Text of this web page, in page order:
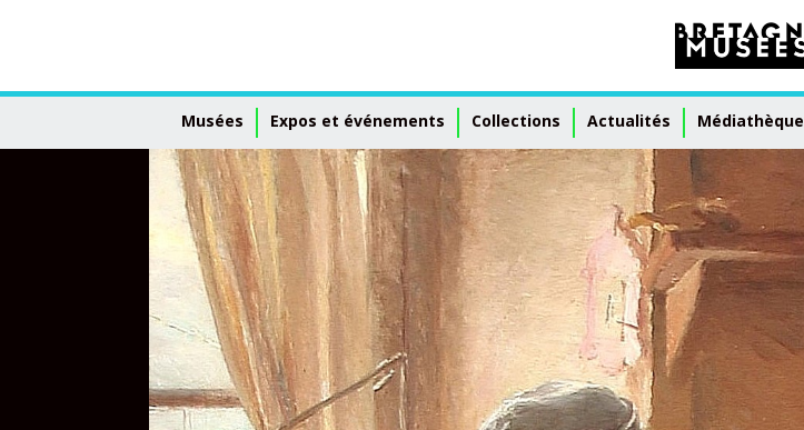
Musées Expos et événements Collections Actualités Médiathèque